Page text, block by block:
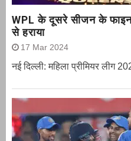
WPL के दूसरे सीजन के
से हराया
17 Mar 2024
नई दिल्ली: महिला प्रीमियर लीग